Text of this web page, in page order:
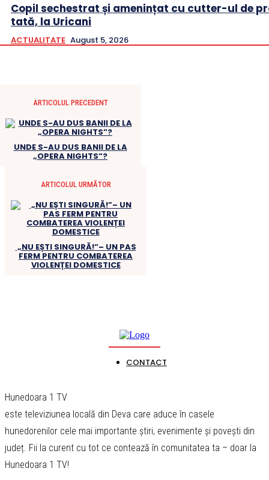
Copil sechestrat și amenințat cu cutter-ul de
tată, la Uricani
ACTUALITATE August 5, 2026
ARTICOLUL PRECEDENT
UNDE S-AU DUS BANII DE LA
„OPERA NIGHTS”?
ARTICOLUL URMĂTOR
„NU EȘTI SINGURĂ!”– UN PAS
FERM PENTRU COMBATEREA
VIOLENȚEI DOMESTICE
CONTACT
Hunedoara 1 TV
este televiziunea locală din Deva care aduce în casele
hunedorenilor cele mai importante știri, evenimente și povești din
județ. Fii la curent cu tot ce contează în comunitatea ta – doar la
Hunedoara 1 TV!